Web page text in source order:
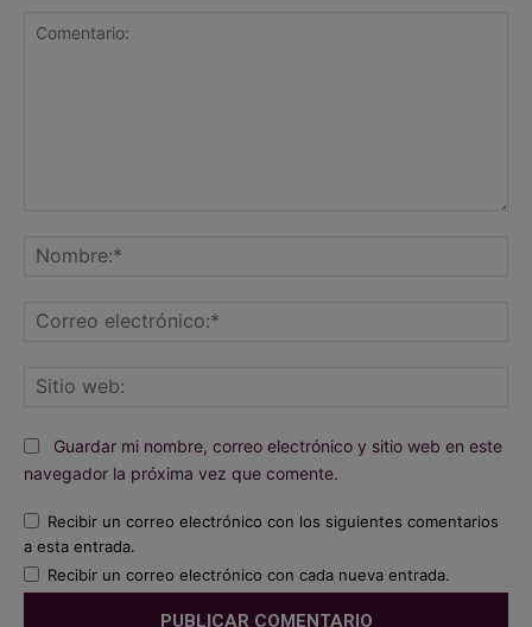
Guardar mi nombre, correo electrónico y sitio web en este
navegador la próxima vez que comente.
Recibir un correo electrónico con los siguientes comentarios
a esta entrada.
Recibir un correo electrónico con cada nueva entrada.